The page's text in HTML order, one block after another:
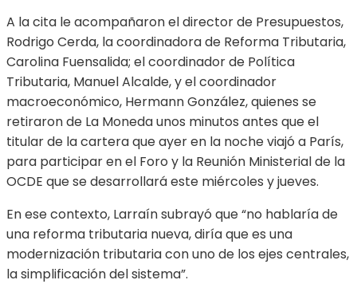
A la cita le acompañaron el director de Presupuestos,
Rodrigo Cerda, la coordinadora de Reforma Tributaria,
Carolina Fuensalida; el coordinador de Política
Tributaria, Manuel Alcalde, y el coordinador
macroeconómico, Hermann González, quienes se
retiraron de La Moneda unos minutos antes que el
titular de la cartera que ayer en la noche viajó a París,
para participar en el Foro y la Reunión Ministerial de la
OCDE que se desarrollará este miércoles y jueves.
En ese contexto, Larraín subrayó que “no hablaría de
una reforma tributaria nueva, diría que es una
modernización tributaria con uno de los ejes centrales,
la simplificación del sistema”.